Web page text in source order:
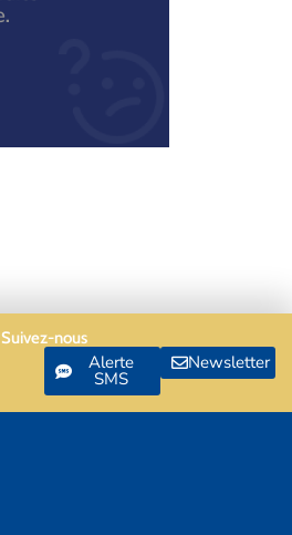
Suivez-nous
Alerte
SMS
Newsletter